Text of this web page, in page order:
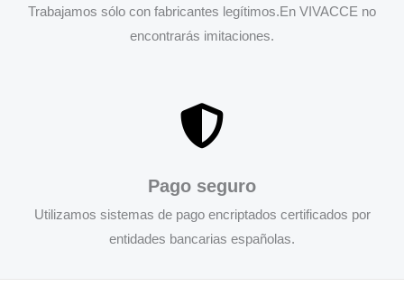
Trabajamos sólo con fabricantes legítimos.En VIVACCE no
encontrarás imitaciones.
Pago seguro
Utilizamos sistemas de pago encriptados certificados por
entidades bancarias españolas.